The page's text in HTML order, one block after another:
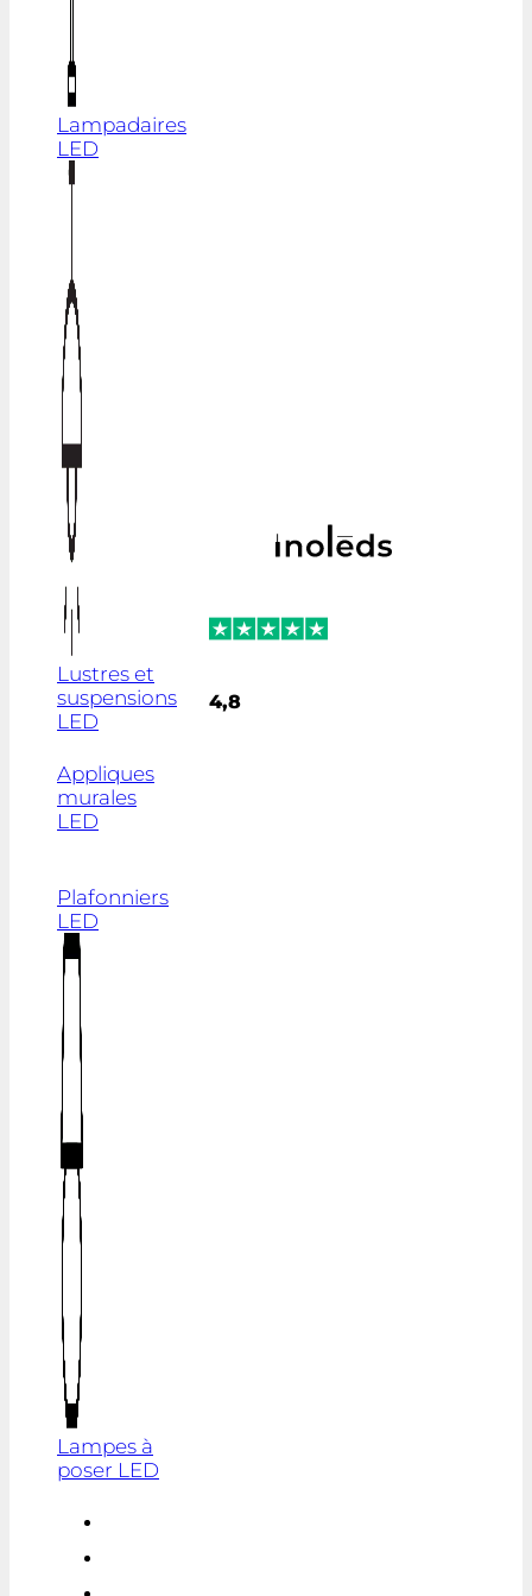
Lampadaires
LED
Lustres et
suspensions
LED
Appliques
murales
LED
Plafonniers
LED
Lampes à
poser LED
4,8